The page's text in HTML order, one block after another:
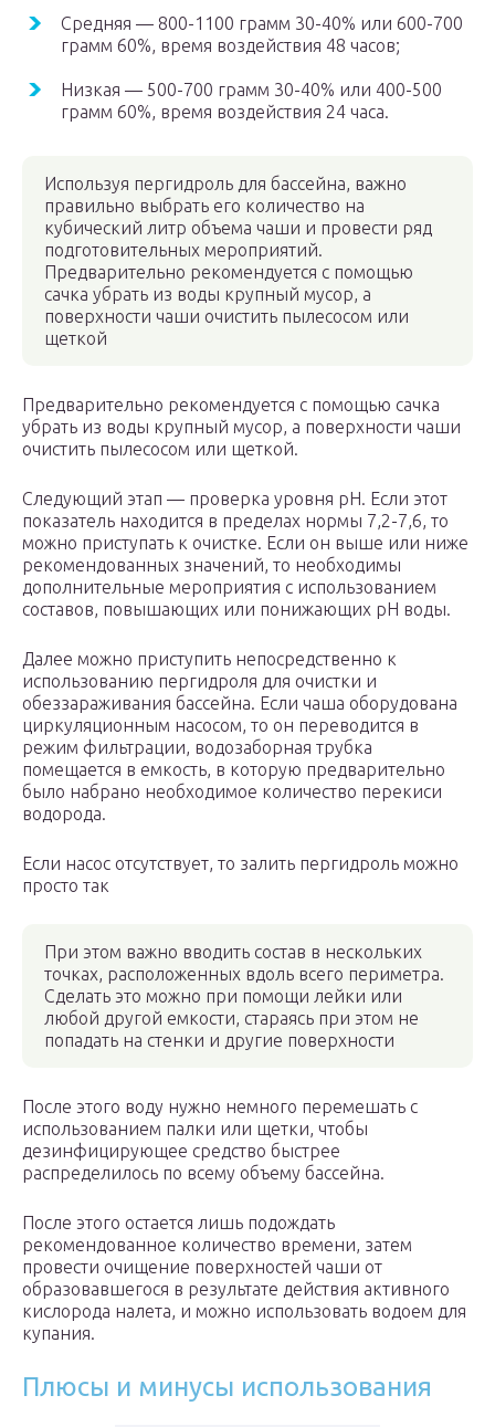
Средняя — 800-1100 грамм 30-40% или 600-700
грамм 60%, время воздействия 48 часов;
Низкая — 500-700 грамм 30-40% или 400-500
грамм 60%, время воздействия 24 часа.
Используя пергидроль для бассейна, важно
правильно выбрать его количество на
кубический литр объема чаши и провести ряд
подготовительных мероприятий.
Предварительно рекомендуется с помощью
сачка убрать из воды крупный мусор, а
поверхности чаши очистить пылесосом или
щеткой
Предварительно рекомендуется с помощью сачка
убрать из воды крупный мусор, а поверхности чаши
очистить пылесосом или щеткой.
Следующий этап — проверка уровня pH. Если этот
показатель находится в пределах нормы 7,2-7,6, то
можно приступать к очистке. Если он выше или ниже
рекомендованных значений, то необходимы
дополнительные мероприятия с использованием
составов, повышающих или понижающих pH воды.
Далее можно приступить непосредственно к
использованию пергидроля для очистки и
обеззараживания бассейна. Если чаша оборудована
циркуляционным насосом, то он переводится в
режим фильтрации, водозаборная трубка
помещается в емкость, в которую предварительно
было набрано необходимое количество перекиси
водорода.
Если насос отсутствует, то залить пергидроль можно
просто так
При этом важно вводить состав в нескольких
точках, расположенных вдоль всего периметра.
Сделать это можно при помощи лейки или
любой другой емкости, стараясь при этом не
попадать на стенки и другие поверхности
После этого воду нужно немного перемешать с
использованием палки или щетки, чтобы
дезинфицирующее средство быстрее
распределилось по всему объему бассейна.
После этого остается лишь подождать
рекомендованное количество времени, затем
провести очищение поверхностей чаши от
образовавшегося в результате действия активного
кислорода налета, и можно использовать водоем для
купания.
Плюсы и минусы использования